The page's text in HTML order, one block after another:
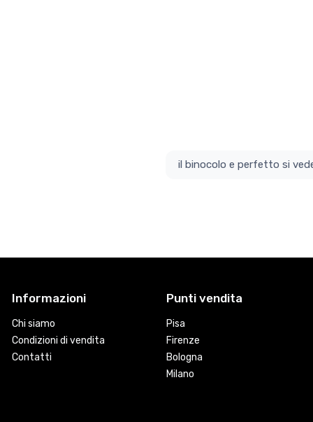
il
Informazioni
Chi siamo
Condizioni di vendita
Contatti
Punti vendita
Pisa
Firenze
Bologna
Milano